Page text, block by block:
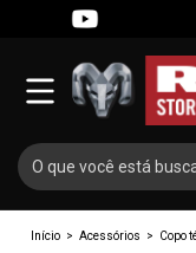
Início > Acessórios > Copo